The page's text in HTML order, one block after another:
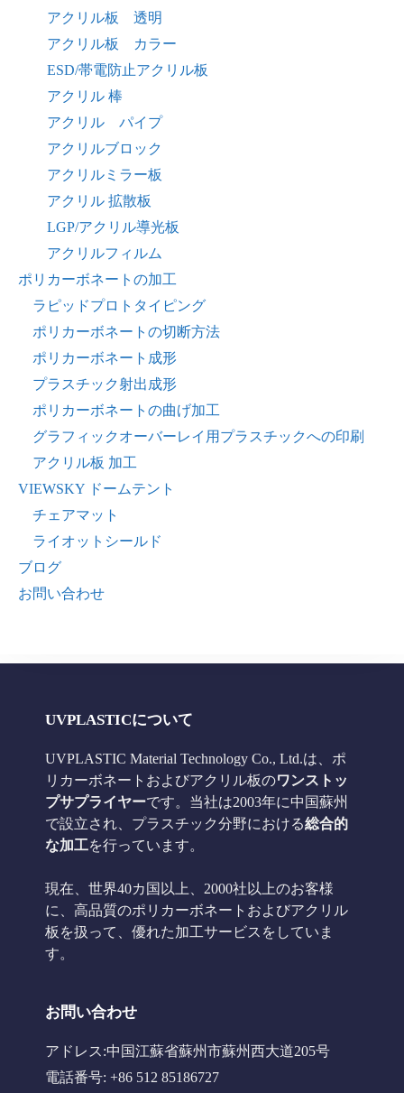
アクリル板 透明
アクリル板 カラー
ESD/帯電防止アクリル板
アクリル 棒
アクリル パイプ
アクリルブロック
アクリルミラー板
アクリル 拡散板
LGP/アクリル導光板
アクリルフィルム
ポリカーボネートの加工
ラピッドプロトタイピング
ポリカーボネートの切断方法
ポリカーボネート成形
プラスチック射出成形
ポリカーボネートの曲げ加工
グラフィックオーバーレイ用プラスチックへの印刷
アクリル板 加工
VIEWSKY ドームテント
チェアマット
ライオットシールド
ブログ
お問い合わせ
UVPLASTICについて
UVPLASTIC Material Technology Co., Ltd.は、ポ
リカーボネートおよびアクリル板のワンストッ
プサプライヤーです。当社は2003年に中国蘇州
で設立され、プラスチック分野における総合的
な加工を行っています。
現在、世界40カ国以上、2000社以上のお客様
に、高品質のポリカーボネートおよびアクリル
板を扱って、優れた加工サービスをしていま
す。
お問い合わせ
アドレス:中国江蘇省蘇州市蘇州西大道205号
電話番号: +86 512 85186727